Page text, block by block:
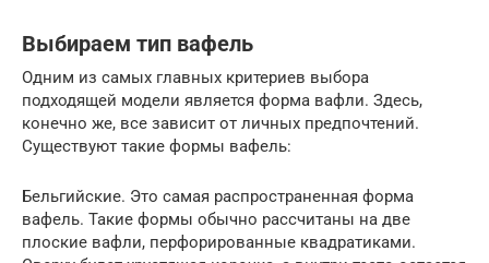
Выбираем тип вафель
Одним из самых главных критериев выбора
подходящей модели является форма вафли. Здесь,
конечно же, все зависит от личных предпочтений.
Существуют такие формы вафель:
Бельгийские. Это самая распространенная форма
вафель. Такие формы обычно рассчитаны на две
плоские вафли, перфорированные квадратиками.